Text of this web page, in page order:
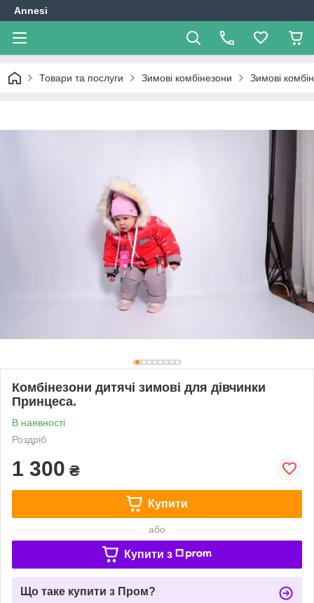
Annesi
Товари та послуги Зимові комбінезони Зимові
Комбінезони дитячі зимові для дівчинки
Принцеса.
В наявності
Роздріб
1 300 ₴
Купити
або
Купити з
Що таке купити з Пром?